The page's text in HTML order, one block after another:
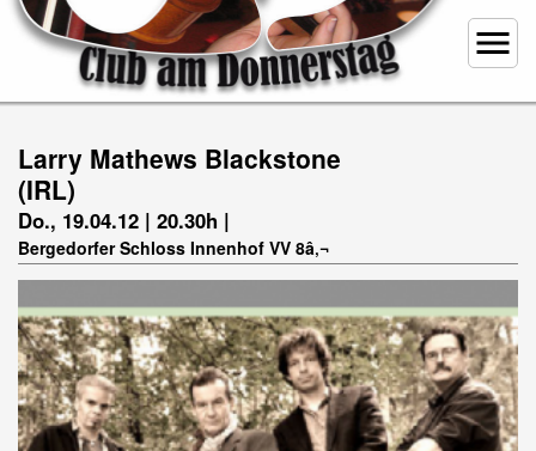
menu
Larry Mathews Blackstone
(IRL)
Do., 19.04.12 | 20.30h |
Bergedorfer Schloss Innenhof VV 8â‚¬